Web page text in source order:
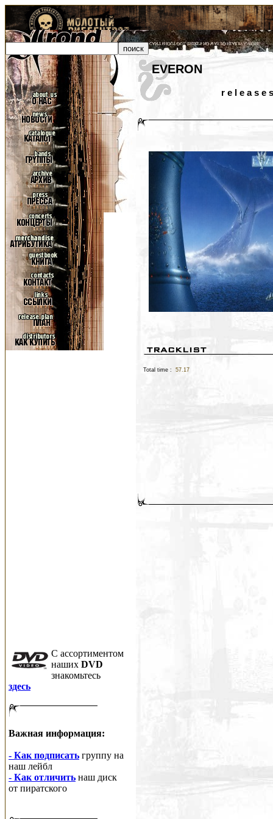
C ассортиментом
наших DVD
знакомьтесь
здесь
Важная информация:
- Как подписать группу на
наш лейбл
- Как отличить наш диск
от пиратского
EVERON
r e l e a s e s
Total time : 57.17